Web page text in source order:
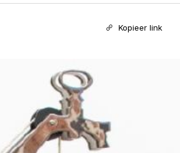
Kopieer link